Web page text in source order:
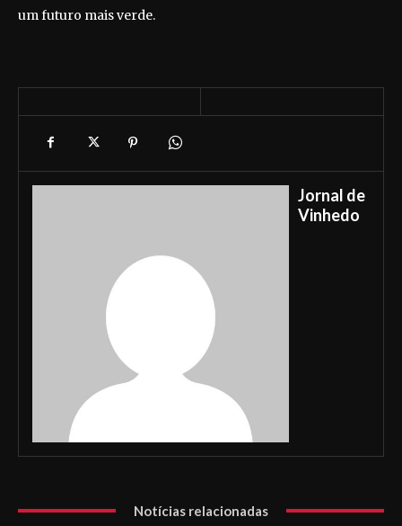
um futuro mais verde.
Jornal de
Vinhedo
Notícias relacionadas